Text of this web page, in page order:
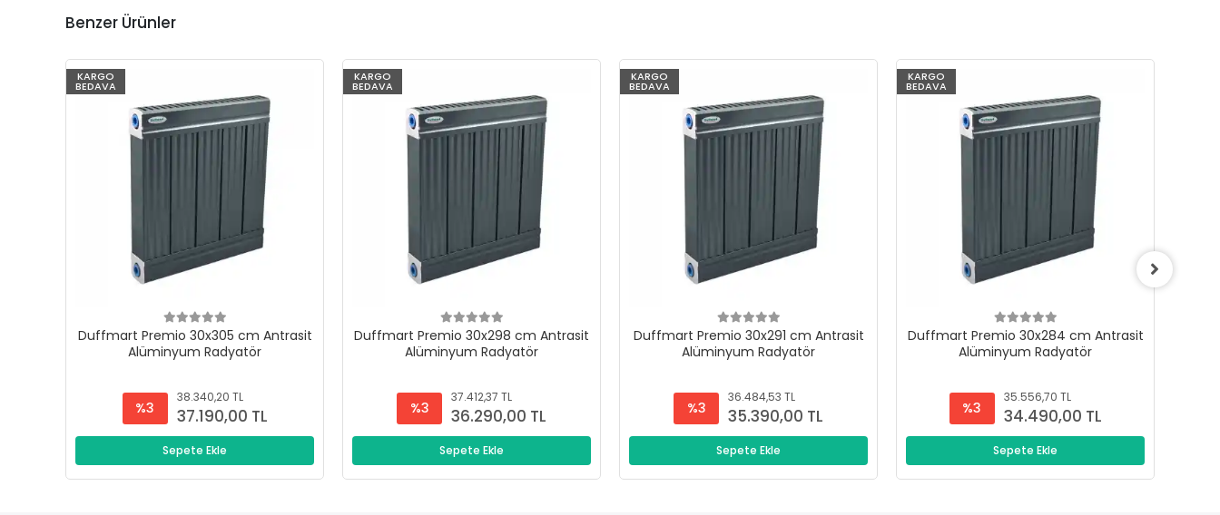
Benzer Ürünler
KARGO
BEDAVA
Duffmart Premio 30x305 cm Antrasit
Alüminyum Radyatör
%3
38.340,20 TL
37.190,00 TL
Sepete Ekle
KARGO
BEDAVA
Duffmart Premio 30x298 cm Antrasit
Alüminyum Radyatör
%3
37.412,37 TL
36.290,00 TL
Sepete Ekle
KARGO
BEDAVA
Duffmart Premio 30x291 cm Antrasit
Alüminyum Radyatör
%3
36.484,53 TL
35.390,00 TL
Sepete Ekle
KARGO
BEDAVA
Duffmart Premio 30x284 cm Antrasit
Alüminyum Radyatör
%3
35.556,70 TL
34.490,00 TL
Sepete Ekle